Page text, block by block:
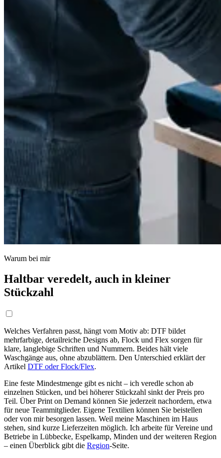
Warum bei mir
Haltbar veredelt, auch in kleiner
Stückzahl
Welches Verfahren passt, hängt vom Motiv ab: DTF bildet
mehrfarbige, detailreiche Designs ab, Flock und Flex sorgen für
klare, langlebige Schriften und Nummern. Beides hält viele
Waschgänge aus, ohne abzublättern. Den Unterschied erklärt der
Artikel DTF oder Flock/Flex.
Eine feste Mindestmenge gibt es nicht – ich veredle schon ab
einzelnen Stücken, und bei höherer Stückzahl sinkt der Preis pro
Teil. Über Print on Demand können Sie jederzeit nachordern, etwa
für neue Teammitglieder. Eigene Textilien können Sie beistellen
oder von mir besorgen lassen. Weil meine Maschinen im Haus
stehen, sind kurze Lieferzeiten möglich. Ich arbeite für Vereine und
Betriebe in Lübbecke, Espelkamp, Minden und der weiteren Region
– einen Überblick gibt die Region-Seite.